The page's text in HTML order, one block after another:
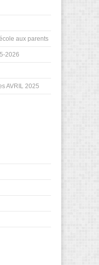
aux parents
2026
AVRIL 2025